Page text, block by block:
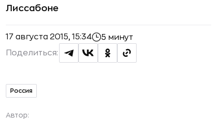
Лиссабоне
17 августа 2015, 15:34 5 минут
Поделиться:
Россия
Автор: